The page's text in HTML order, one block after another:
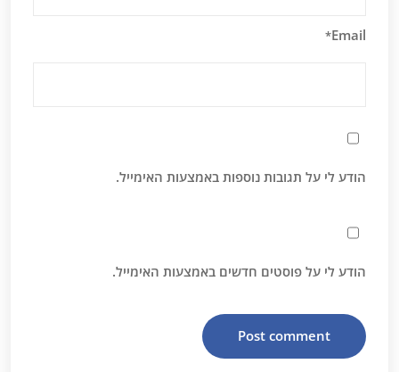
Email
*
הודע לי על תגובות נוספות באמצעות האימייל.
הודע לי על פוסטים חדשים באמצעות האימייל.